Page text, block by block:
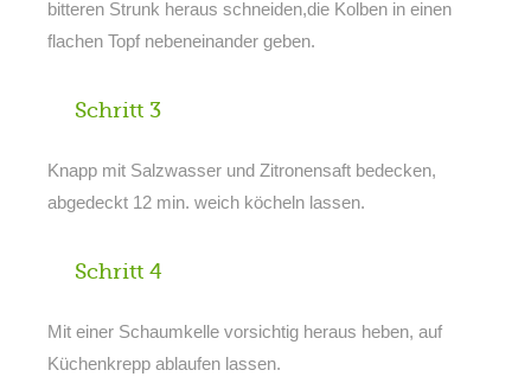
bitteren Strunk heraus schneiden,die Kolben in einen
flachen Topf nebeneinander geben.
Schritt 3
Knapp mit Salzwasser und Zitronensaft bedecken,
abgedeckt 12 min. weich köcheln lassen.
Schritt 4
Mit einer Schaumkelle vorsichtig heraus heben, auf
Küchenkrepp ablaufen lassen.